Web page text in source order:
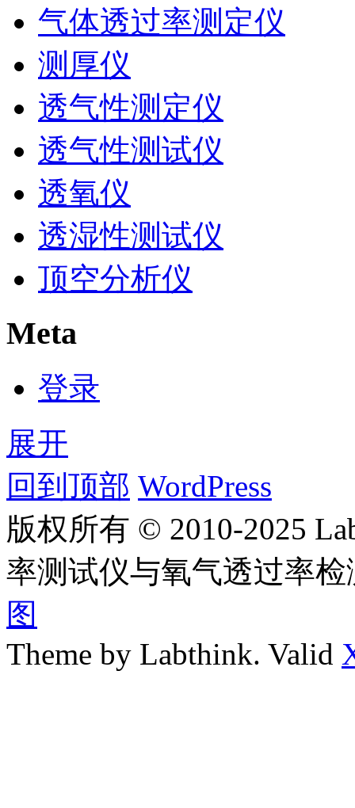
气体透过率测定仪
测厚仪
透气性测定仪
透气性测试仪
透氧仪
透湿性测试仪
顶空分析仪
Meta
登录
展开
回到顶部 WordPress
版权所有 © 2010-2025
率测试仪与氧气透过率
图
Theme by Labthink. Valid